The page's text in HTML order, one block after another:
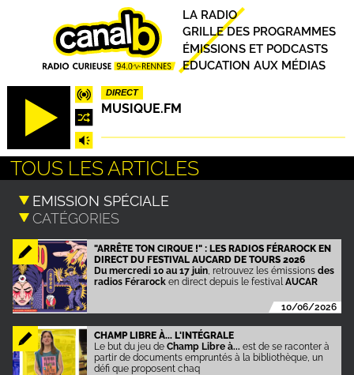
DIRECT
MUSIQUE.FM
Principal
LA RADIO
GRILLE DES PROGRAMMES
ÉMISSIONS ET PODCASTS
EDUCATION AUX MÉDIAS
TOUS LES ARTICLES
"ARRÊTE TON CIRQUE !" : LES RADIOS FÉRAROCK EN
DIRECT DU FESTIVAL AUCARD DE TOURS 2026
Du mercredi 10 au 17 juin , retrouvez les émissionsdes
radios Férarock en direct depuis le festivalAUCAR
10/06/2026
CHAMP LIBRE À... L'INTÉGRALE
Le but du jeu deChamp Libre à... est de se raconter à
partir de documents empruntés à la bibliothèque, un
défi que proposent chaq